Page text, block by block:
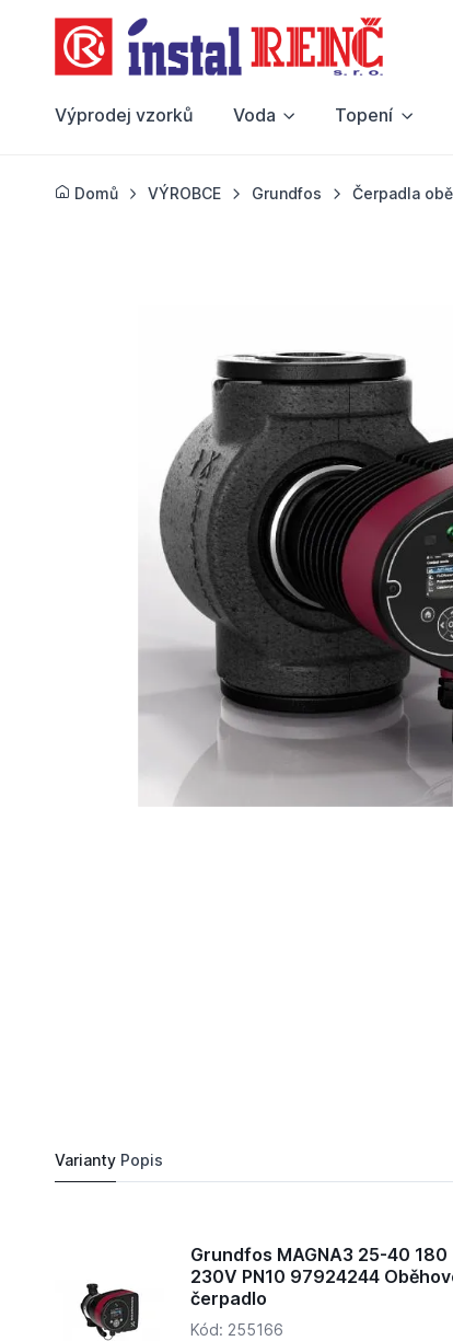
Výprodej vzorků Voda Topení
Domů VÝROBCE Grundfos Čerpadla
Varianty Popis
Grundfos MAGNA3 25-40 180
230V PN10 97924244
čerpadlo
Kód: 255166